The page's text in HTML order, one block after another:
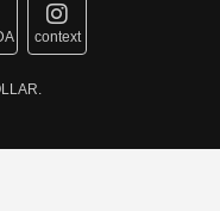
context